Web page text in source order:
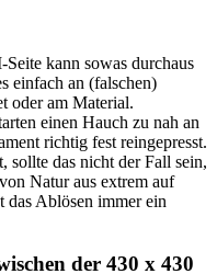
kann sowas durchaus
einfach an (falschen)
oder am Material.
einen Hauch zu nah an
richtig fest reingepresst.
sollte das nicht der Fall sein,
Natur aus extrem auf
das Ablösen immer ein
der 430 x 430